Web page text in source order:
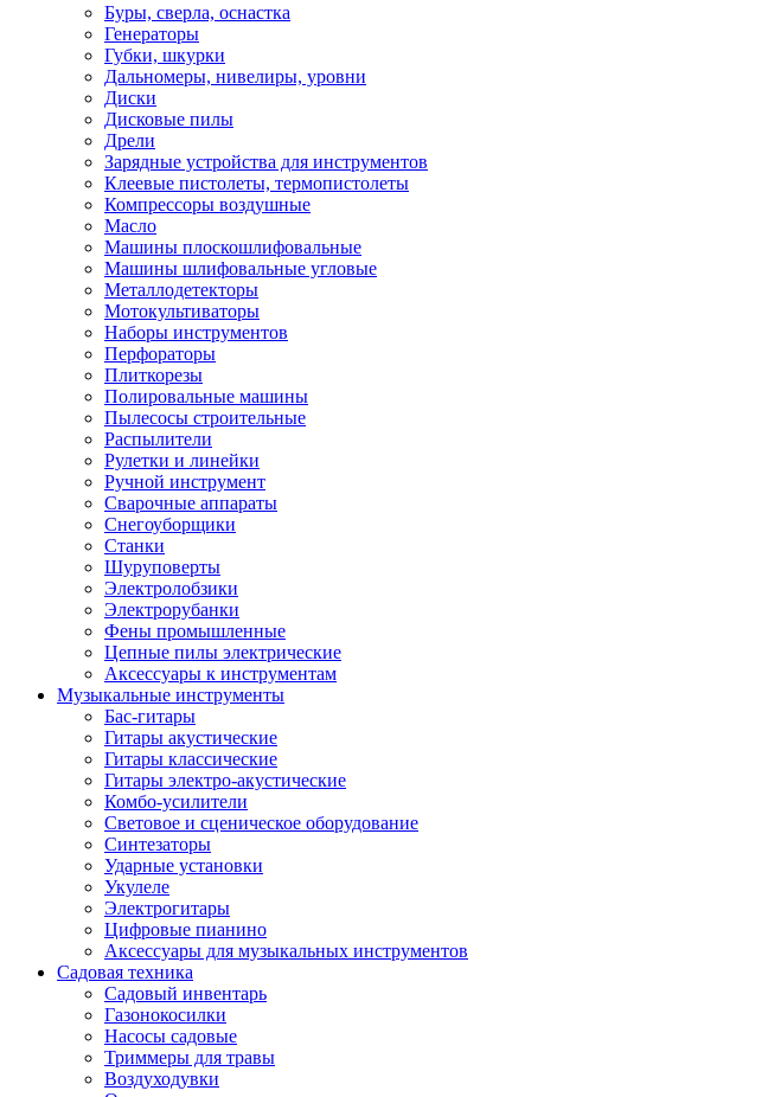
Буры, сверла, оснастка
Генераторы
Губки, шкурки
Дальномеры, нивелиры, уровни
Диски
Дисковые пилы
Дрели
Зарядные устройства для инструментов
Клеевые пистолеты, термопистолеты
Компрессоры воздушные
Масло
Машины плоскошлифовальные
Машины шлифовальные угловые
Металлодетекторы
Мотокультиваторы
Наборы инструментов
Перфораторы
Плиткорезы
Полировальные машины
Пылесосы строительные
Распылители
Рулетки и линейки
Ручной инструмент
Сварочные аппараты
Снегоуборщики
Станки
Шуруповерты
Электролобзики
Электрорубанки
Фены промышленные
Цепные пилы электрические
Аксессуары к инструментам
Музыкальные инструменты
Бас-гитары
Гитары акустические
Гитары классические
Гитары электро-акустические
Комбо-усилители
Световое и сценическое оборудование
Синтезаторы
Ударные установки
Укулеле
Электрогитары
Цифровые пианино
Аксессуары для музыкальных инструментов
Садовая техника
Садовый инвентарь
Газонокосилки
Насосы садовые
Триммеры для травы
Воздуходувки